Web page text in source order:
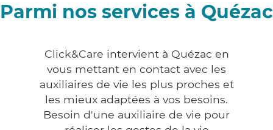
Parmi nos services à Quézac
Click&Care intervient à Quézac en
vous mettant en contact avec les
auxiliaires de vie les plus proches et
les mieux adaptées à vos besoins.
Besoin d'une auxiliaire de vie pour